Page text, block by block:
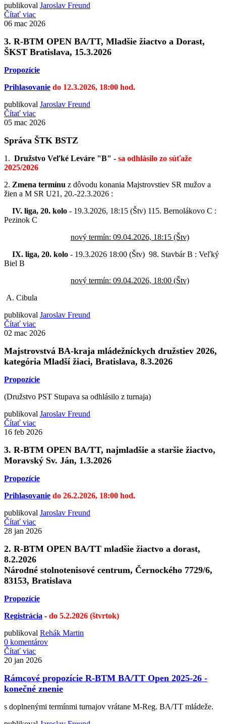
publikoval Jaroslav Freund
Čítať viac
06 mac 2026
3. R-BTM OPEN BA/TT, Mladšie žiactvo a Dorast,
ŠKST Bratislava, 15.3.2026
Propozície
Prihlasovanie do 12.3.2026, 18:00 hod.
publikoval Jaroslav Freund
Čítať viac
05 mac 2026
Správa ŠTK BSTZ
1. Družstvo Veľké Leváre "B" - sa odhlásilo zo súťaže
2025/2026
2. Zmena termínu z dôvodu konania Majstrovstiev SR mužov a
žien a M SR U21, 20.-22.3.2026 :
IV. liga, 20. kolo - 19.3.2026, 18:15 (Štv) 115. Bernolákovo C :
Pezinok C
nový termín: 09.04.2026, 18:15 (Štv)
IX. liga, 20. kolo - 19.3.2026 18:00 (Štv) 98. Stavbár B : Veľký
Biel B
nový termín: 09.04.2026, 18:00 (Štv)
A. Cibula
publikoval Jaroslav Freund
Čítať viac
02 mac 2026
Majstrovstvá BA-kraja mládežníckych družstiev 2026,
kategória Mladší žiaci, Bratislava, 8.3.2026
Propozície
(Družstvo PST Stupava sa odhlásilo z turnaja)
publikoval Jaroslav Freund
Čítať viac
16 feb 2026
3. R-BTM OPEN BA/TT, najmladšie a staršie žiactvo,
Moravský Sv. Ján, 1.3.2026
Propozície
Prihlasovanie do 26.2.2026, 18:00 hod.
publikoval Jaroslav Freund
Čítať viac
28 jan 2026
2. R-BTM OPEN BA/TT mladšie žiactvo a dorast,
8.2.2026
Národné stolnotenisové centrum, Černockého 7729/6,
83153, Bratislava
Propozície
Registrácia - do 5.2.2026 (štvrtok)
publikoval Rehák Martin
0 komentárov
Čítať viac
20 jan 2026
Rámcové propozície R-BTM BA/TT Open 2025-26 -
konečné znenie
s doplnenými termínmi turnajov vrátane M-Reg. BA/TT mládeže.